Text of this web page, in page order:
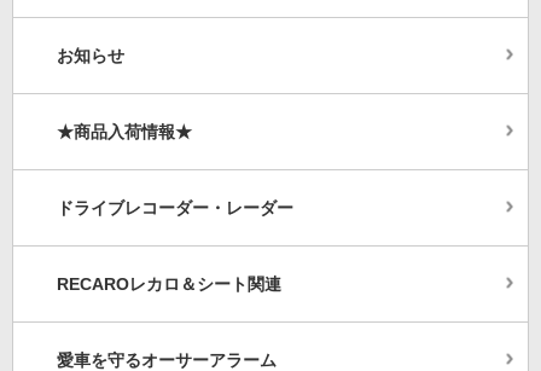
お知らせ
★商品入荷情報★
ドライブレコーダー・レーダー
RECAROレカロ＆シート関連
愛車を守るオーサーアラーム